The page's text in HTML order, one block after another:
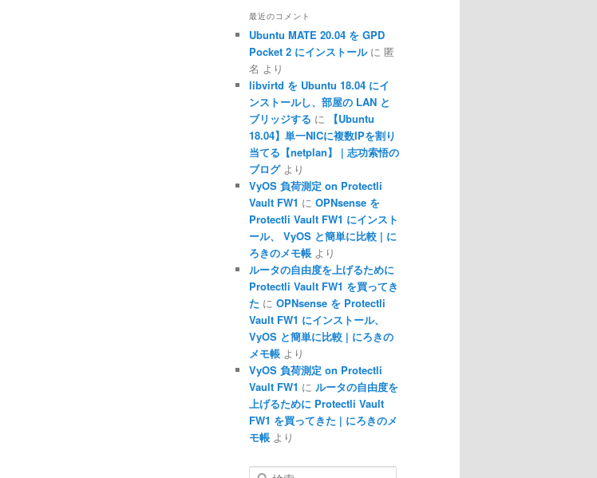
最近のコメント
Ubuntu MATE 20.04 を GPD
Pocket 2 にインストールに 匿
名 より
libvirtd を Ubuntu 18.04 にイ
ンストールし、部屋の LAN と
ブリッジする に
【Ubuntu
18.04】単一NICに複数IPを割り
当てる【netplan】 | 志功索悟の
ブログより
VyOS 負荷測定 on Protectli
Vault FW1 に OPNsense を
Protectli Vault FW1 にインスト
ール、 VyOS と簡単に比較 | に
ろきのメモ帳 より
ルータの自由度を上げるために
Protectli Vault FW1 を買ってき
た に OPNsense を Protectli
Vault FW1 にインストール、
VyOS と簡単に比較 | にろきの
メモ帳 より
VyOS 負荷測定 on Protectli
Vault FW1 に ルータの自由度を
上げるために Protectli Vault
FW1 を買ってきた | にろきのメ
モ帳 より
検